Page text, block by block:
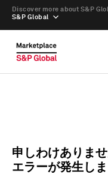
S&P Global
Discover more about S&P
申しわけありま
エラーが発生しま